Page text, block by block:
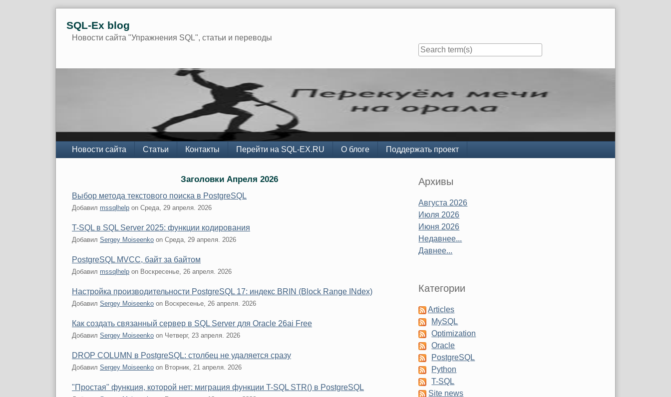
SQL-Ex blog
Новости сайта "Упражнения SQL", статьи и переводы
Navigation
Новости сайта Статьи Контакты Перейти на SQL-EX.RU О блоге Поддержать проект
Заголовки Апреля 2026
Выбор метода текстового поиска в PostgreSQL
Добавил mssqlhelp on Среда, 29 апреля. 2026
T-SQL в SQL Server 2025: функции кодирования
Добавил Sergey Moiseenko on Среда, 29 апреля. 2026
PostgreSQL MVCC, байт за байтом
Добавил mssqlhelp on Воскресенье, 26 апреля. 2026
Настройка производительности PostgreSQL 17: индекс BRIN (Block Range INdex)
Добавил Sergey Moiseenko on Воскресенье, 26 апреля. 2026
Как создать связанный сервер в SQL Server для Oracle 26ai Free
Добавил Sergey Moiseenko on Четверг, 23 апреля. 2026
DROP COLUMN в PostgreSQL: столбец не удаляется сразу
Добавил Sergey Moiseenko on Вторник, 21 апреля. 2026
"Простая" функция, которой нет: миграция функции T-SQL STR() в PostgreSQL
Sidebar
Архивы
Августа 2026
Июля 2026
Июня 2026
Недавнее...
Давнее...
Категории
Articles
MySQL
Optimization
Oracle
PostgreSQL
Python
T-SQL
Site news